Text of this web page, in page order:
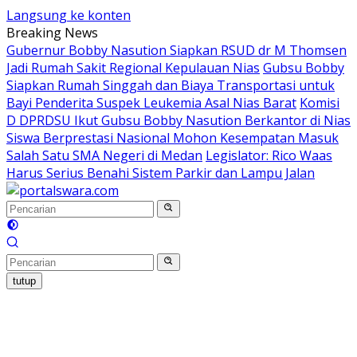
Langsung ke konten
Breaking News
Gubernur Bobby Nasution Siapkan RSUD dr M Thomsen
Jadi Rumah Sakit Regional Kepulauan Nias Gubsu Bobby
Siapkan Rumah Singgah dan Biaya Transportasi untuk
Bayi Penderita Suspek Leukemia Asal Nias Barat Komisi
D DPRDSU Ikut Gubsu Bobby Nasution Berkantor di Nias
Siswa Berprestasi Nasional Mohon Kesempatan Masuk
Salah Satu SMA Negeri di Medan Legislator: Rico Waas
Harus Serius Benahi Sistem Parkir dan Lampu Jalan
tutup